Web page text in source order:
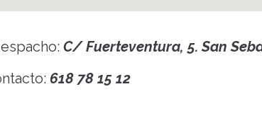
C/ Fuerteventura, 5. San
618 78 15 12